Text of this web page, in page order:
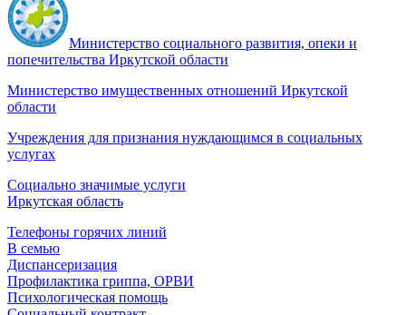
Министерство социального развития, опеки и
попечительства Иркутской области
Министерство имущественных отношений Иркутской
области
Учреждения для признания нуждающимся в социальных
услугах
Социально значимые услуги
Иркутская область
Телефоны горячих линий
В семью
Диспансеризация
Профилактика гриппа, ОРВИ
Психологическая помощь